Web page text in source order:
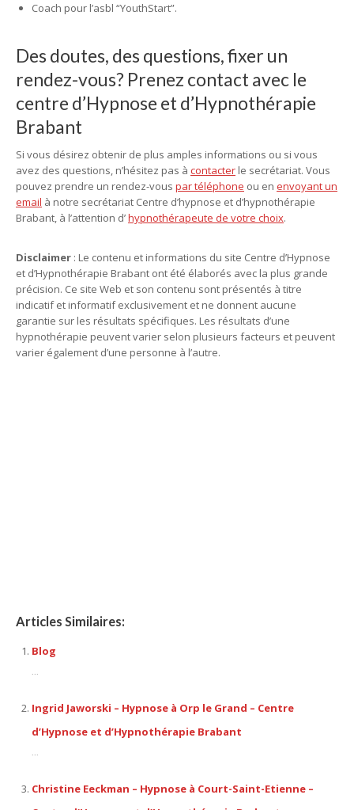
Coach pour l’asbl “YouthStart”.
Des doutes, des questions, fixer un
rendez-vous? Prenez contact avec le
centre d’Hypnose et d’Hypnothérapie
Brabant
Si vous désirez obtenir de plus amples informations ou si vous
avez des questions, n’hésitez pas à contacter le secrétariat. Vous
pouvez prendre un rendez-vous par téléphone ou en envoyant un
email à notre secrétariat Centre d’hypnose et d’hypnothérapie
Brabant, à l’attention d’hypnothérapeute de votre choix.
Disclaimer : Le contenu et informations du site Centre d’Hypnose
et d’Hypnothérapie Brabant ont été élaborés avec la plus grande
précision. Ce site Web et son contenu sont présentés à titre
indicatif et informatif exclusivement et ne donnent aucune
garantie sur les résultats spécifiques. Les résultats d’une
hypnothérapie peuvent varier selon plusieurs facteurs et peuvent
varier également d’une personne à l’autre.
Articles Similaires:
Blog
...
Ingrid Jaworski – Hypnose à Orp le Grand – Centre
d’Hypnose et d’Hypnothérapie Brabant
...
Christine Eeckman – Hypnose à Court-Saint-Etienne –